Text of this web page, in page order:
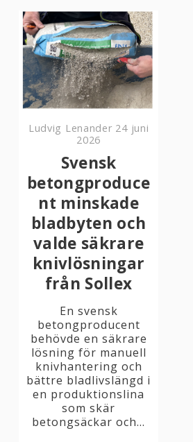
Ludvig Lenander 24 juni
2026
Svensk
betongproduce
nt minskade
bladbyten och
valde säkrare
knivlösningar
från Sollex
En svensk
betongproducent
behövde en säkrare
lösning för manuell
knivhantering och
bättre bladlivslängd i
en produktionslina
som skär
betongsäckar och...